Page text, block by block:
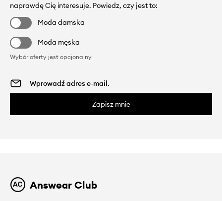
naprawdę Cię interesuje. Powiedz, czy jest to:
Moda damska
Moda męska
Wybór oferty jest opcjonalny
Zapisz mnie
Answear Club